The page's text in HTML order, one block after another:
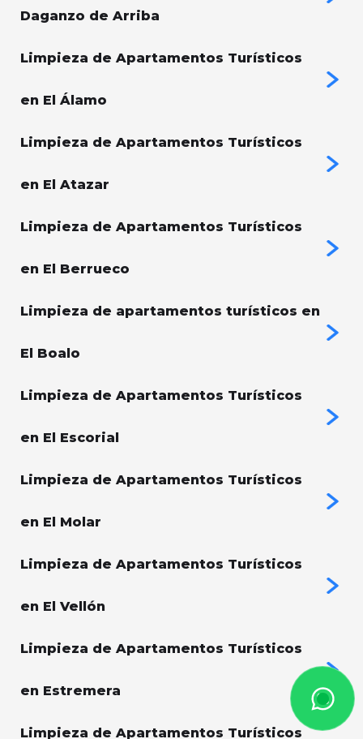
Daganzo de Arriba
Limpieza de Apartamentos Turísticos
en El Álamo
Limpieza de Apartamentos Turísticos
en El Atazar
Limpieza de Apartamentos Turísticos
en El Berrueco
Limpieza de apartamentos turísticos en
El Boalo
Limpieza de Apartamentos Turísticos
en El Escorial
Limpieza de Apartamentos Turísticos
en El Molar
Limpieza de Apartamentos Turísticos
en El Vellón
Limpieza de Apartamentos Turísticos
en Estremera
Limpieza de Apartamentos Turísticos